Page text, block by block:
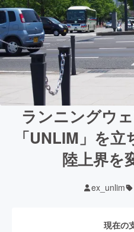
ランニングウ
「UNLIM」を
陸上界を
ex_unlim
現在の